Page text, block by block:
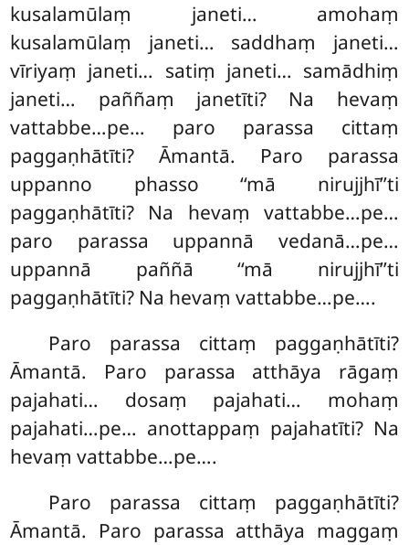
kusalamūlaṃ janeti… amohaṃ
kusalamūlaṃ janeti… saddhaṃ janeti…
vīriyaṃ janeti… satiṃ janeti… samādhiṃ
janeti… paññaṃ janetīti? Na hevaṃ
vattabbe…pe… paro parassa cittaṃ
paggaṇhātīti? Āmantā. Paro parassa
uppanno phasso ‘‘mā nirujjhī’’ti
paggaṇhātīti? Na hevaṃ vattabbe…pe…
paro parassa uppannā vedanā…pe…
uppannā paññā ‘‘mā nirujjhī’’ti
paggaṇhātīti? Na hevaṃ vattabbe…pe….
Paro parassa cittaṃ paggaṇhātīti?
Āmantā. Paro parassa atthāya rāgaṃ
pajahati… dosaṃ pajahati… mohaṃ
pajahati…pe… anottappaṃ pajahatīti? Na
hevaṃ vattabbe…pe….
Paro parassa cittaṃ paggaṇhātīti?
Āmantā. Paro parassa atthāya maggaṃ